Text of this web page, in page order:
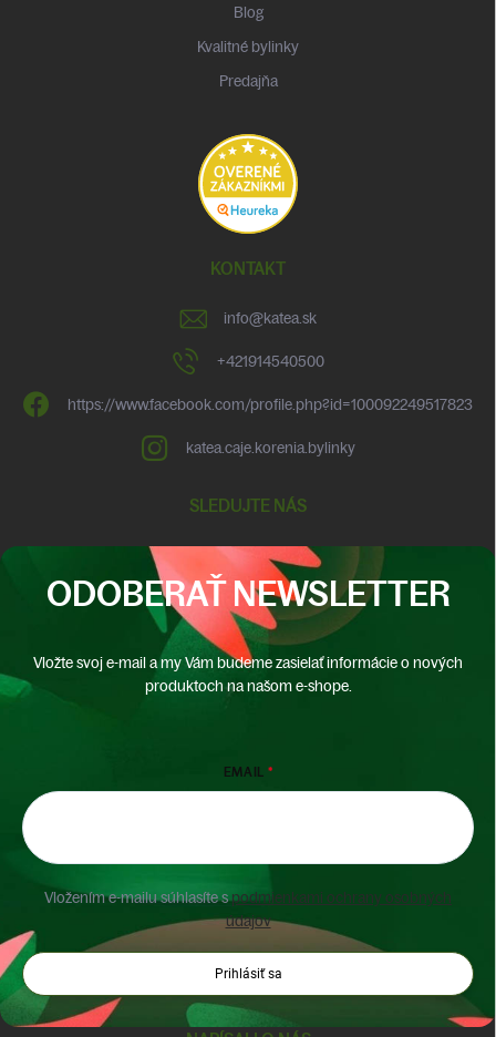
Blog
Kvalitné bylinky
Predajňa
KONTAKT
info@katea.sk
+421914540500
https://www.facebook.com/profile.php?id=100092249517823
katea.caje.korenia.bylinky
SLEDUJTE NÁS
ODOBERAŤ NEWSLETTER
Vložte svoj e-mail a my Vám budeme zasielať informácie o nových
produktoch na našom e-shope.
EMAIL
Vložením e-mailu súhlasíte spodmienkami ochrany osobných
údajov
Prihlásiť sa